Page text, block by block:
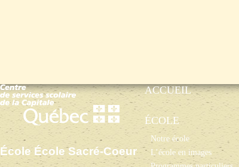
École École Sacré-Coeur
ACCUEIL
ÉCOLE
Notre école
L’école en images